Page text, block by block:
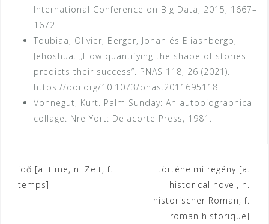
International Conference on Big Data, 2015, 1667–
1672.
Toubiaa, Olivier, Berger, Jonah és Eliashbergb,
Jehoshua. „How quantifying the shape of stories
predicts their success”. PNAS 118, 26 (2021).
https://doi.org/10.1073/pnas.2011695118.
Vonnegut, Kurt. Palm Sunday: An autobiographical
collage. Nre Yort: Delacorte Press, 1981.
Bejegyzés
navigáció
idő [a. time, n. Zeit, f.
temps]
történelmi regény [a.
historical novel, n.
historischer Roman, f.
roman historique]